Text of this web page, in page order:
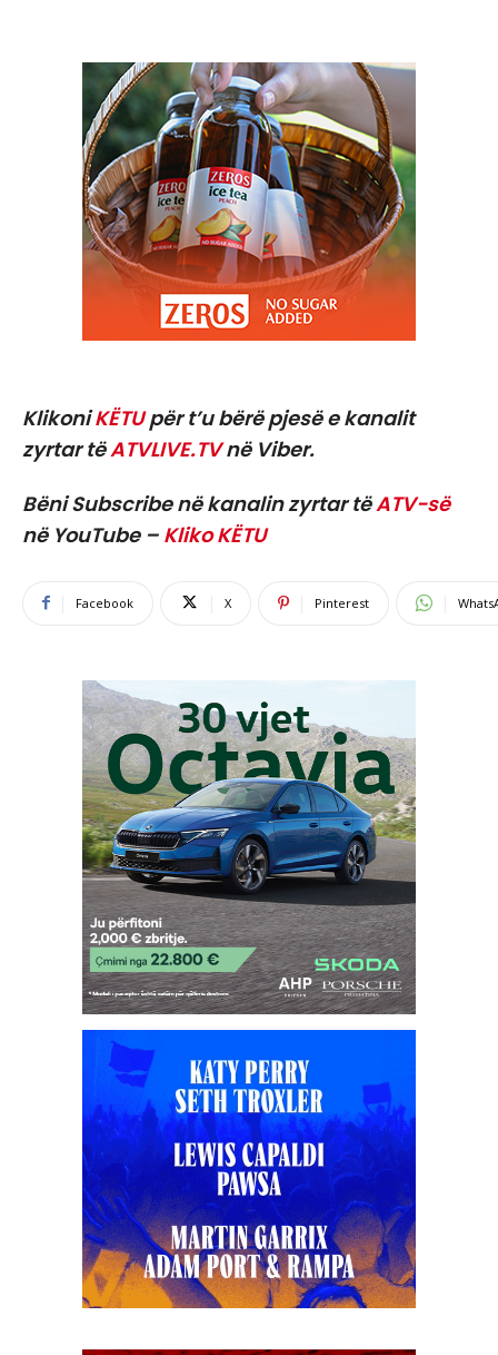
KlikoniKËTUpër t’u bërë pjesë e kanalit
zyrtar tëATVLIVE.TVnë Viber.
Bëni Subscribe në kanalin zyrtar tëATV-së
në YouTube – Kliko KËTU
Facebook X Pinterest